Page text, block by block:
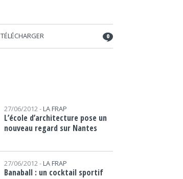
TÉLÉCHARGER 0
27/06/2012 - LA FRAP
L’école d’architecture pose un
nouveau regard sur Nantes
27/06/2012 - LA FRAP
Banaball : un cocktail sportif